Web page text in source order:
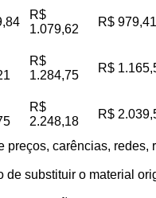
R$
1.079,62
R$ 979,41
R$
1.284,75
R$
R$
2.248,18
R$
preços, carências,
de substituir o material